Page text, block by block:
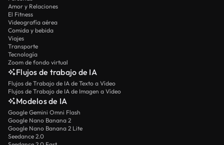
Amor y Relaciones
El Fitness
Videografía aérea
Comida y bebida
Viajes
Transporte
Tecnología
Zoom de fondo virtual
Flujos de trabajo de IA
Flujos de Trabajo de IA de Texto a Vídeo
Flujos de Trabajo de IA de Imagen a Vídeo
Modelos de IA
Google Gemini Omni Flash
Google Nano Banana 2
Google Nano Banana 2 Lite
Seedance 2.0